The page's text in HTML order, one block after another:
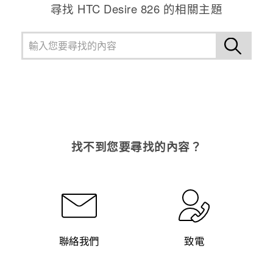
尋找 HTC Desire 826 的相關主題
找不到您要尋找的內容？
聯絡我們 致電